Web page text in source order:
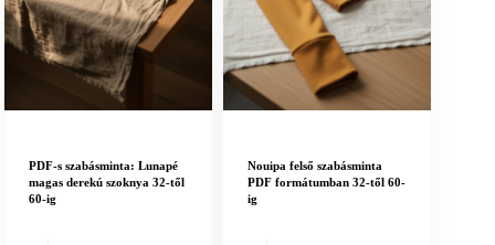
PDF-s szabásminta: Lunapé
magas derekú szoknya 32-től
60-ig
Nouipa felső szabásminta
PDF formátumban 32-től 60-
ig